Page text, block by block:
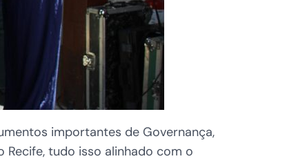
importantes de Governança,
tudo isso alinhado com o